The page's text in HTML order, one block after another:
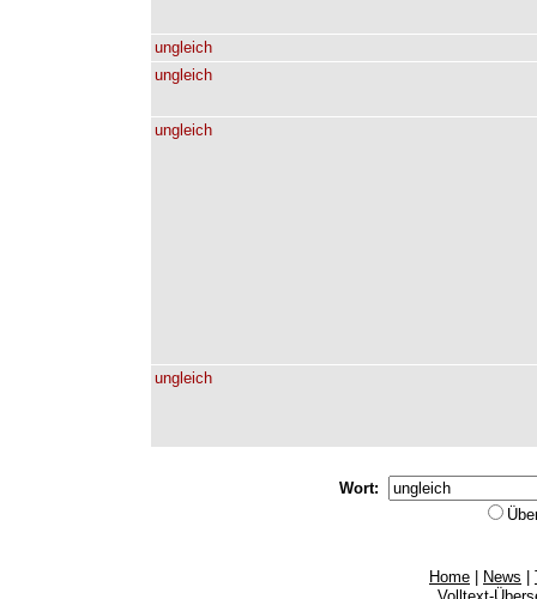
ungleich
ungleich
ungleich
ungleich
Wort:
Home News